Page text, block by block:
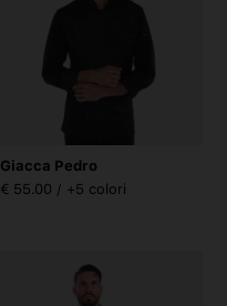
Giacca Pedro
€ 55.00 / +5 colori